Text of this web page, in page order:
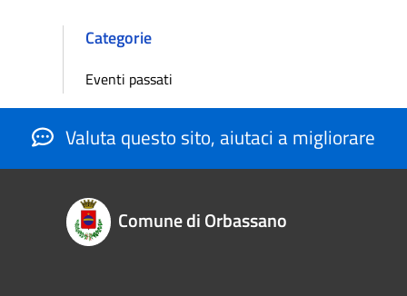
Categorie
Eventi passati
Valuta questo sito, aiutaci a migliorare
Comune di Orbassano